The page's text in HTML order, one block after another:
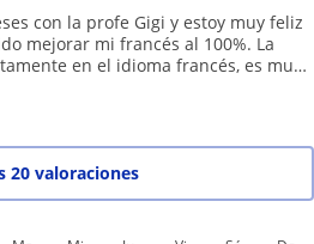
con la profe Gigi y estoy muy feliz
mejorar mi francés al 100%. La
en el idioma francés, es muy
respecto a horarios y tb
muy agradecida de ser su
20 valoraciones